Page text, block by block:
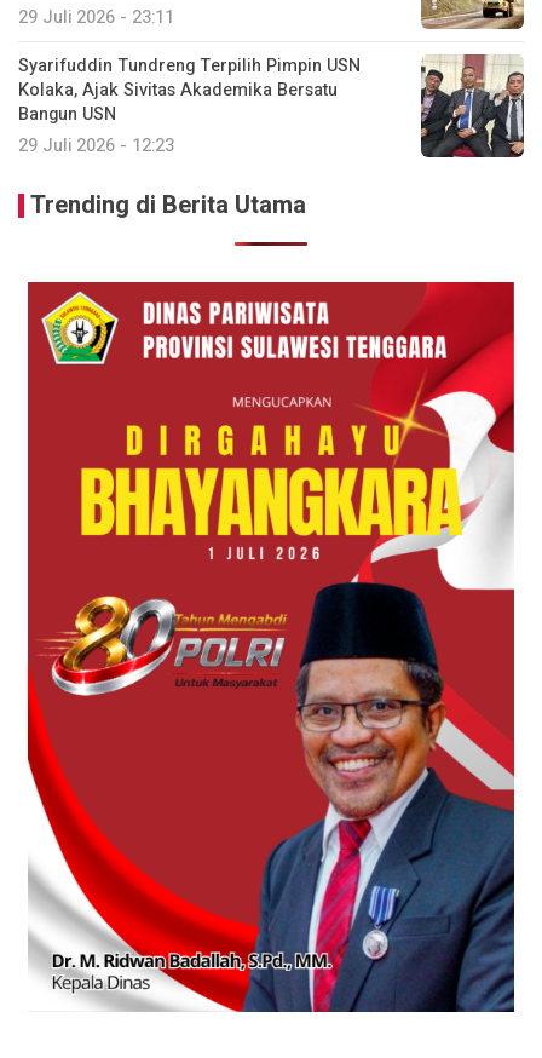
29 Juli 2026 - 23:11
Syarifuddin Tundreng Terpilih Pimpin USN
Kolaka, Ajak Sivitas Akademika Bersatu
Bangun USN
29 Juli 2026 - 12:23
Trending di Berita Utama